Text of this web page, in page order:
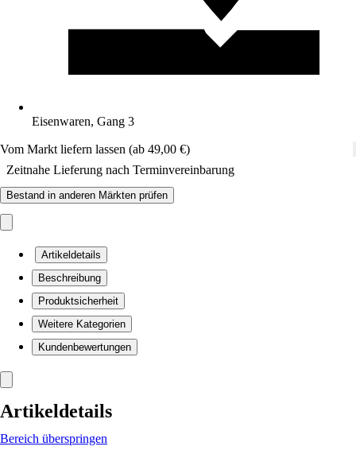
Eisenwaren, Gang 3
Vom Markt liefern lassen (ab 49,00 €)
Zeitnahe Lieferung nach Terminvereinbarung
Bestand in anderen Märkten prüfen
Artikeldetails
Beschreibung
Produktsicherheit
Weitere Kategorien
Kundenbewertungen
Artikeldetails
Bereich überspringen